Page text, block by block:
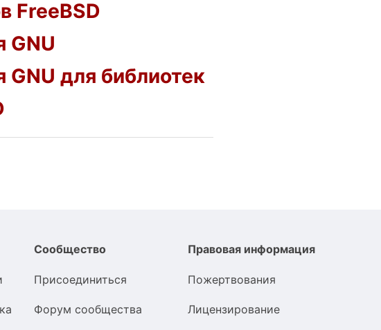
FreeBSD
GNU
для библиотек
Сообщество
Присоединиться
Форум сообщества
Правовая информация
Пожертвования
Лицензирование